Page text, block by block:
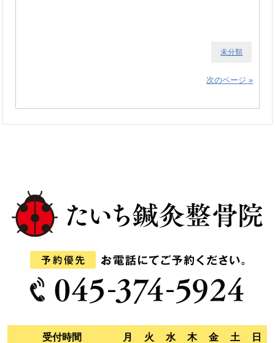
未分類
次のページ »
受付時間 月 火 水 木 金 土 日